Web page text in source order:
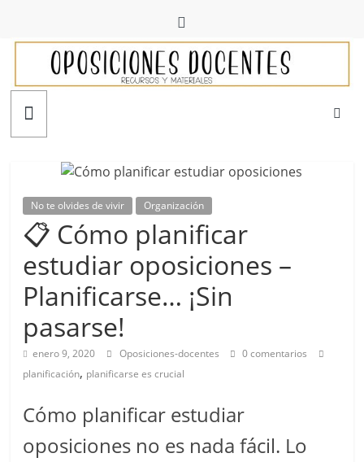
contenido
Oposiciones
docentes
No te olvides de vivir Organización
📋 Cómo planificar
estudiar oposiciones –
Planificarse… ¡Sin
pasarse!
enero 9, 2020 Oposiciones-docentes
0 comentarios
planificación, planificarse es crucial
Cómo planificar estudiar
oposiciones no es nada fácil. Lo